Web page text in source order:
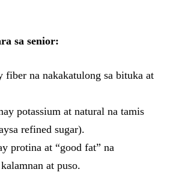
sa senior:
fiber na nakakatulong sa bituka at
potassium at natural na tamis
refined sugar).
protina at “good fat” na
at puso.